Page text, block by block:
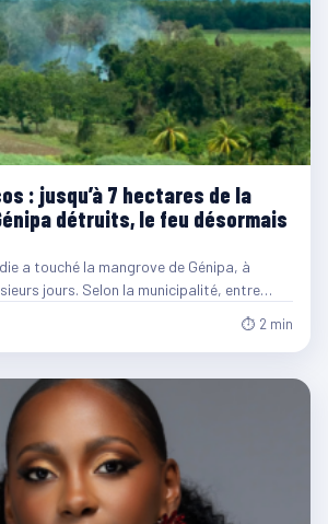
: jusqu’à 7 hectares de la
détruits, le feu désormais
a touché la mangrove de Génipa, à
jours. Selon la municipalité, entre…
⏱ 2 min